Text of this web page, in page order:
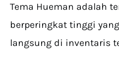
Tema Hueman adalah
berperingkat tinggi
langsung di inventaris